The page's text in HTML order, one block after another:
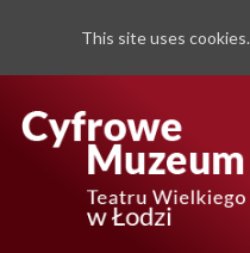
This site uses cookies.